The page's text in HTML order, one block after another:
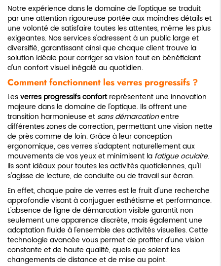
Notre expérience dans le domaine de l'optique se traduit
par une attention rigoureuse portée aux moindres détails et
une volonté de satisfaire toutes les attentes, même les plus
exigeantes. Nos services s'adressent à un public large et
diversifié, garantissant ainsi que chaque client trouve la
solution idéale pour corriger sa vision tout en bénéficiant
d'un confort visuel inégalé au quotidien.
Comment fonctionnent les verres progressifs ?
Lesverres progressifs confortreprésentent une innovation
majeure dans le domaine de l'optique. Ils offrent une
transition harmonieuse et sans démarcationentre
différentes zones de correction, permettant une vision nette
de près comme de loin. Grâce à leur conception
ergonomique, ces verres s'adaptent naturellement aux
mouvements de vos yeux et minimisent la fatigue oculaire.
Ils sont idéaux pour toutes les activités quotidiennes, qu'il
s'agisse de lecture, de conduite ou de travail sur écran.
En effet, chaque paire de verres est le fruit d'une recherche
approfondie visant à conjuguer esthétisme et performance.
L'absence de ligne de démarcation visible garantit non
seulement une apparence discrète, mais également une
adaptation fluide à l'ensemble des activités visuelles. Cette
technologie avancée vous permet de profiter d'une vision
constante et de haute qualité, quels que soient les
changements de distance et de mise au point.